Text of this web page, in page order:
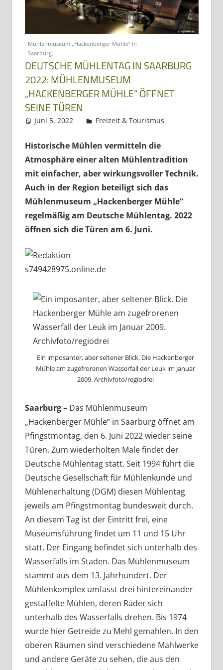
Dreiländereck
Mühlenmuseum „Hackenberger Mühle“ in
Saarburg.
DEUTSCHE MÜHLENTAG IN SAARBURG
2022: MÜHLENMUSEUM
„HACKENBERGER MÜHLE“ ÖFFNET
SEINE TÜREN
Juni 5, 2022 Regio3
Freizeit & Tourismus
Historische Mühlen vermitteln die
Atmosphäre einer alten Mühlentradition
mit einfacher, aber wirkungsvoller Technik.
Auch in der Region beteiligt sich das
Mühlenmuseum „Hackenberger Mühle“
regelmäßig am Deutsche Mühlentag. 2022
öffnen sich die Türen am 6. Juni.
Ein imposanter, aber seltener Blick. Die Hackenberger
Mühle am zugefrorenen Wasserfall der Leuk im Januar
2009. Archivfoto/regiodrei
Saarburg– Das Mühlenmuseum
„Hackenberger Mühle“ in Saarburg öffnet am
Pfingstmontag, den 6. Juni 2022 wieder seine
Türen. Zum wiederholten Male findet der
Deutsche Mühlentag statt. Seit 1994 führt die
Deutsche Gesellschaft für Mühlenkunde und
Mühlenerhaltung (DGM) diesen Mühlentag
jeweils am Pfingstmontag bundesweit durch.
An diesem Tag ist der Eintritt frei, eine
Museumsführung findet um 11 und 15 Uhr
statt. Der Eingang befindet sich unterhalb des
Wasserfalls im Staden. Das Mühlenmuseum
stammt aus dem 13. Jahrhundert. Der
Mühlenkomplex umfasst drei hintereinander
gestaffelte Mühlen, deren Räder sich
unterhalb des Wasserfalls drehen. Bis 1974
wurde hier Getreide zu Mehl gemahlen. In den
oberen Räumen sind verschiedene Mahlwerke
und andere Geräte zu sehen, die aus den